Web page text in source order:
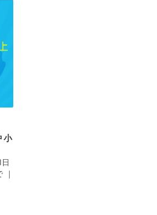
小
｜